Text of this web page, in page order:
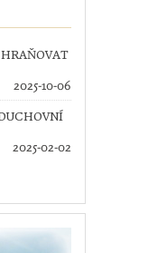
2025-10-06
2025-02-02